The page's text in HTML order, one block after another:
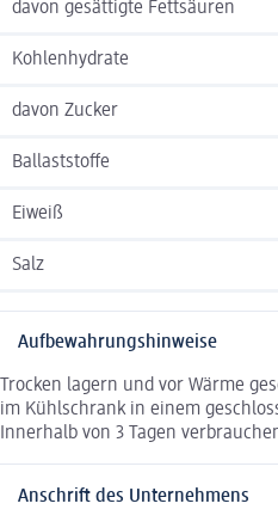
davon gesättigte Fettsäuren
Kohlenhydrate
davon Zucker
Ballaststoffe
Eiweiß
Salz
Aufbewahrungshinweise
Trocken lagern und vor Wärme
im Kühlschrank in einem
Innerhalb von 3 Tagen
Anschrift des Unternehmens